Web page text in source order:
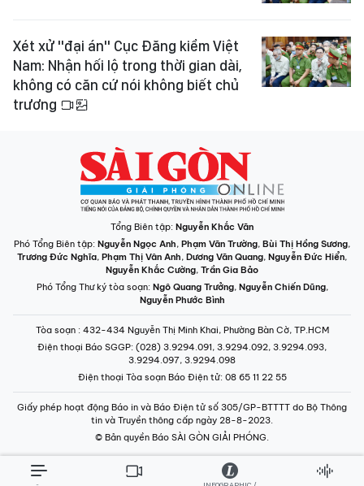
Xét xử "đại án" Cục Đăng kiểm Việt
Nam: Nhận hối lộ trong thời gian dài,
không có căn cứ nói không biết chủ
trương
Tổng Biên tập: Nguyễn Khắc Văn
Phó Tổng Biên tập: Nguyễn Ngọc Anh, Phạm Văn Trường, Bùi Thị Hồng Sương,
Trương Đức Nghĩa, Phạm Thị Vân Anh, Dương Văn Quang, Nguyễn Đức Hiển,
Nguyễn Khắc Cường, Trần Gia Bảo
Phó Tổng Thư ký tòa soạn: Ngô Quang Trưởng, Nguyễn Chiến Dũng,
Nguyễn Phước Bình
Tòa soạn : 432-434 Nguyễn Thị Minh Khai, Phường Bàn Cờ, TP.HCM
Điện thoại Báo SGGP: (028) 3.9294.091, 3.9294.092, 3.9294.093,
3.9294.097, 3.9294.098
Điện thoại Tòa soạn Báo Điện tử: 08 65 11 22 55
Giấy phép hoạt động Báo in và Báo Điện tử số 305/GP-BTTTT do Bộ Thông
tin và Truyền thông cấp ngày 28-8-2023.
© Bản quyền Báo SÀI GÒN GIẢI PHÓNG.
INFOGRAPHIC /